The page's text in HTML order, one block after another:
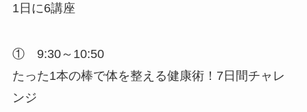
1日に6講座
① 9:30～10:50
たった1本の棒で体を整える健康術！7日間チャレ
ンジ